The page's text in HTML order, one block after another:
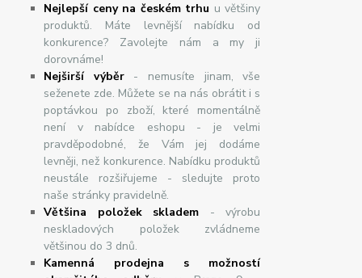
Nejlepší ceny na českém trhu u většiny
produktů. Máte levnější nabídku od
konkurence? Zavolejte nám a my ji
dorovnáme!
Nejširšívýběr- nemusíte jinam, vše
seženete zde. Můžete se na nás obrátit i s
poptávkou po zboží, které momentálně
není v nabídce eshopu - je velmi
pravděpodobné, že Vám jej dodáme
levněji, než konkurence. Nabídku produktů
neustále rozšiřujeme - sledujte proto
naše stránky pravidelně.
Většina položek skladem - výrobu
neskladových položek zvládneme
většinou do 3 dnů.
Kamenná prodejna s možností